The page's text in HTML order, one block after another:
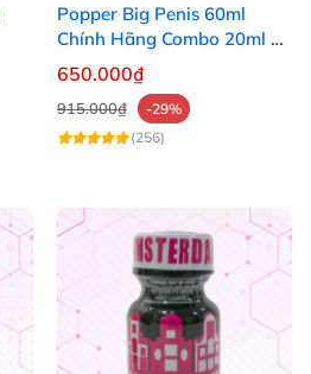
Popper Big Penis 60ml
Chính Hãng Combo 20ml +
40ml Tăng Khoái Cảm Cho
Top & Bot
650.000₫
915.000₫
-29%
(256)